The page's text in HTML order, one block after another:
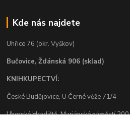
Kde nás najdete
Uhřice 76 (okr. Vyškov)
Bučovice, Ždánská 906 (sklad)
KNIHKUPECTVÍ:
České Budějovice, U Černé věže 71/4
Uherské Hradiště, Mariánské náměstí 200